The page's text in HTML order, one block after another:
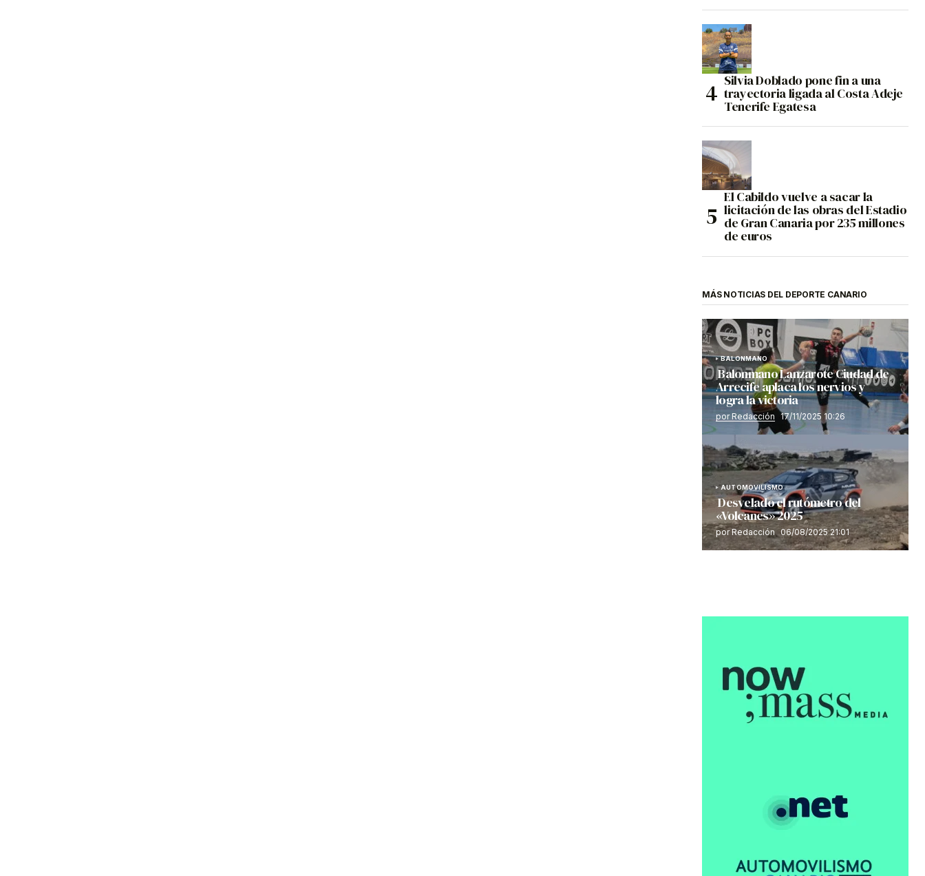
Silvia Doblado pone fin a una
trayectoria ligada al Costa Adeje
Tenerife Egatesa
El Cabildo vuelve a sacar la
licitación de las obras del Estadio
de Gran Canaria por 235 millones
de euros
MÁS NOTICIAS DEL DEPORTE CANARIO
BALONMANO
Balonmano Lanzarote Ciudad de
Arrecife aplaca los nervios y
logra la victoria
por Redacción 17/11/2025 10:26
AUTOMOVILISMO
Desvelado el rutómetro del
«Volcanes» 2025
por Redacción 06/08/2025 21:01